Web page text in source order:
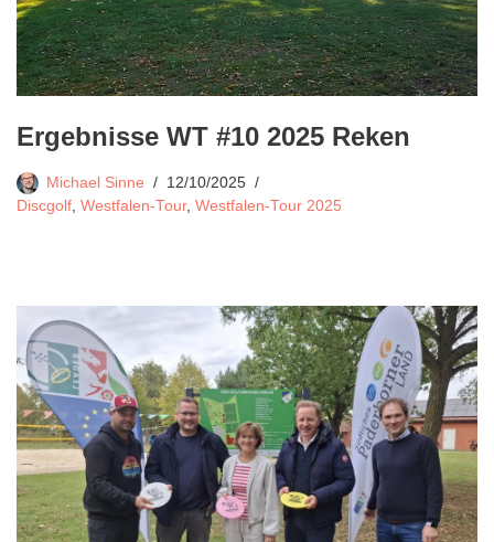
Ergebnisse WT #10 2025 Reken
Michael Sinne
12/10/2025
Discgolf, Westfalen-Tour, Westfalen-Tour 2025